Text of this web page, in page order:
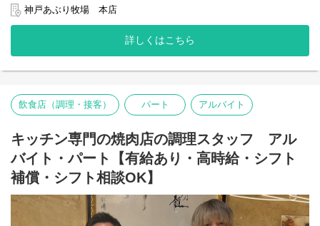
でも安心してください。出勤時間やや遅めで電車もラッシュとず
らして乗れるので安心です。休暇は日曜・祝日に加えてシフトで
平日休暇（土曜も月1.2回程度含む）となります。有給休暇も繁忙
期を除いて希望通り申請できます。
退社後や休日の副業もOKですよ
2022年開設のオフィスは衛生的で明るく、開放的でオシャレな雰
囲気です。個室ブースのある休憩スペースやオフィスコンビニも
★休み希望は可能な限り対応
長くお勤めいただくために、毎回全員のお休み希望を確認してシ
フトを作成！
お休みも取りやすい環境づくりを心がけています。
■■■■■■■■■■■■
稼げる＆楽しい職場ならココ！
◎お肉の知識は不要です！
野菜を切ったり、
タレを準備したり、
簡単な仕込みからスタート！
サラダやお肉の盛り付けや
サイドメニューの調理など
徐々に出来ることを増やしていきましょう！
大歓迎です♪
神戸あぶり牧場 本店
詳しくはこちら
飲食店（調理・接客） パート アルバイト
キッチン専門の焼肉店の調理スタッフ アル
バイト・パート【有給あり・高時給・シフト
補償・シフト相談OK】